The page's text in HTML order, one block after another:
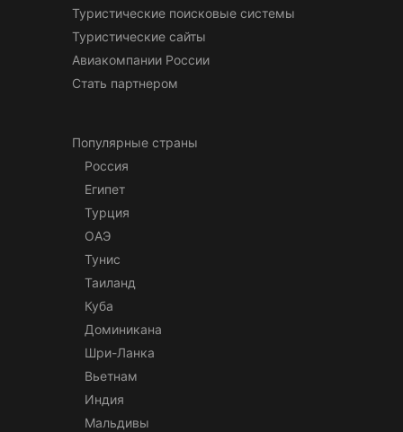
Туристические поисковые системы
Туристические сайты
Авиакомпании России
Стать партнером
Популярные страны
Россия
Египет
Турция
ОАЭ
Тунис
Таиланд
Куба
Доминикана
Шри-Ланка
Вьетнам
Индия
Мальдивы